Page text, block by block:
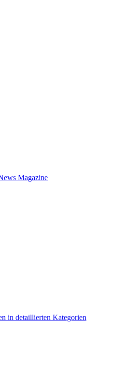
Magazine
in detaillierten Kategorien